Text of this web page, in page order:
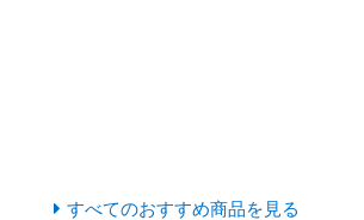
すべてのおすすめ商品を見る